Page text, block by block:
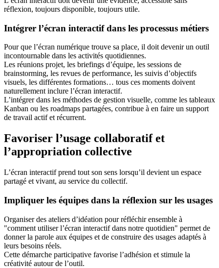
réflexion, toujours disponible, toujours utile.
Intégrer l’écran interactif dans les processus métiers
Pour que l’écran numérique trouve sa place, il doit devenir un outil
incontournable dans les activités quotidiennes.
Les réunions projet, les briefings d’équipe, les sessions de
brainstorming, les revues de performance, les suivis d’objectifs
visuels, les différentes formations… tous ces moments doivent
naturellement inclure l’écran interactif.
L’intégrer dans les méthodes de gestion visuelle, comme les tableaux
Kanban ou les roadmaps partagées, contribue à en faire un support
de travail actif et récurrent.
Favoriser l’usage collaboratif et
l’appropriation collective
L’écran interactif prend tout son sens lorsqu’il devient un espace
partagé et vivant, au service du collectif.
Impliquer les équipes dans la réflexion sur les usages
Organiser des ateliers d’idéation pour réfléchir ensemble à
"comment utiliser l’écran interactif dans notre quotidien" permet de
donner la parole aux équipes et de construire des usages adaptés à
leurs besoins réels.
Cette démarche participative favorise l’adhésion et stimule la
créativité autour de l’outil.